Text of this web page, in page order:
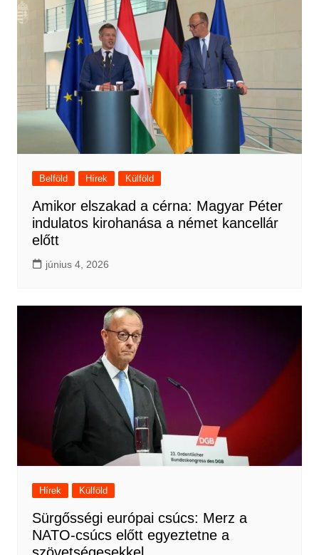
Belföld Hírek Külföld
Amikor elszakad a cérna: Magyar Péter
indulatos kirohanása a német kancellár
előtt
június 4, 2026
Hírek Külföld
Sürgősségi európai csúcs: Merz a
NATO-csúcs előtt egyeztetne a